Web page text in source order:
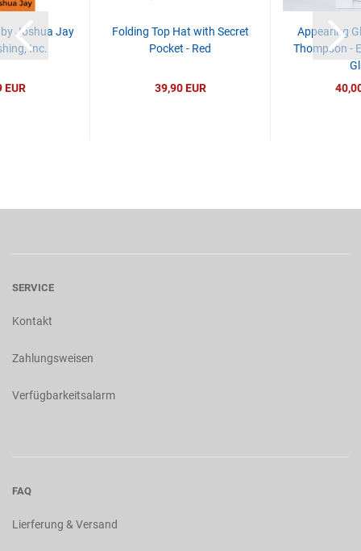
Joshua Jay
Inc.
EUR
Folding Top Hat with Secret
Pocket - Red
39,90 EUR
Appearing
Thompson -
SERVICE
Kontakt
Zahlungsweisen
Verfügbarkeitsalarm
FAQ
Lierferung & Versand